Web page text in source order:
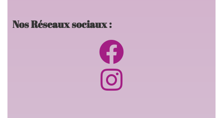
Nos Réseaux sociaux :